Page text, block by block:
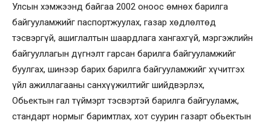
Улсын хэмжээнд байгаа 2002 оноос өмнөх барилга
байгууламжийг паспортжуулах, газар хөдлөлтөд
тэсвэргүй, ашиглалтын шаардлага хангахгүй, мэргэжлийн
байгууллагын дүгнэлт гарсан барилга байгууламжийг
буулгах, шинээр барих барилга байгууламжийг хүчитгэх
үйл ажиллагааны санхүүжилтийг шийдвэрлэх,
Обьектын гал түймэрт тэсвэртэй барилга байгууламж,
стандарт нормыг баримтлах, хот суурин газарт обьектын